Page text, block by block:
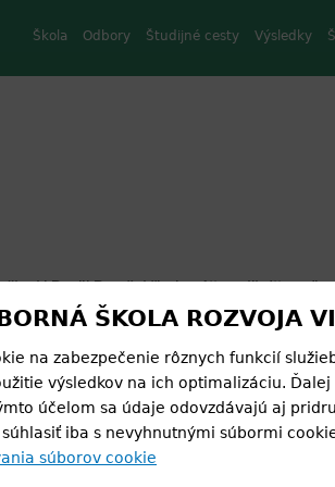
Škola Odbory Študijné cesty Výsledky
študenti odboru Služby cestovného ruchu
bol zámok Lednice v Českej republike,
diel v strednej Európe. Študenti
expozíciu. Po prehliadke absolvovali
zámok obklopuje, a následne sa plavili po
úlohy, ktoré riešili v malých skupinách.
ŠKOLA ROZVOJA
na zabezpečenie rôznych funkcií
výsledkov na ich optimalizáciu.
účelom sa údaje odovzdávajú aj
iba s nevyhnutnými súbormi
súborov cookie